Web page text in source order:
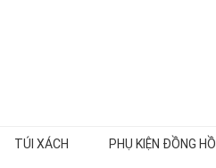
TÚI XÁCH PHỤ KIỆN ĐỒNG HỒ